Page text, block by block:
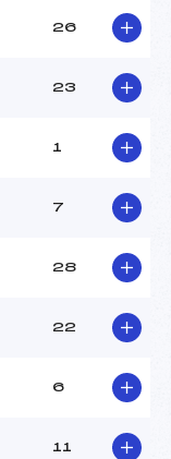
C-D- –
26
23
1
7
28
22
6
11